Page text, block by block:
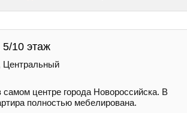
5/10 этаж
Центральный
центре города Новороссийска. В
полностью мебелирована.